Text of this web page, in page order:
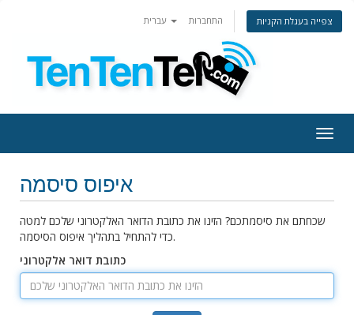
התחברות צפייה בעגלת הקניות
איפוס סיסמה
שכחתם את סיסמתכם? הזינו את כתובת הדואר האלקטרוני שלכם למטה
כדי להתחיל בתהליך איפוס הסיסמה.
כתובת דואר אלקטרוני